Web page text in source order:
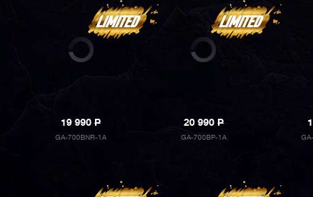
19 990P
GA-700BNR-1A
20 990P
GA-700BP-1A